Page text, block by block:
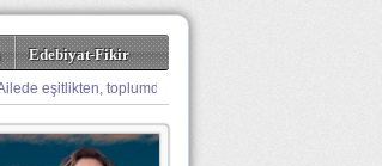
Edebiyat-Fikir